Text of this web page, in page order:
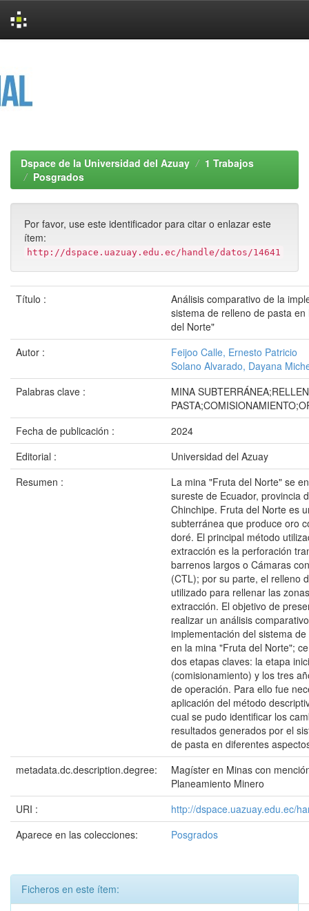
Dspace de la Universidad del Azuay
1 Trabajos
Posgrados
Por favor, use este identificador para citar o enlazar este
ítem:
http://dspace.uazuay.edu.ec/handle/datos/14641
Título :
Análisis comparativo de la
sistema de relleno de pasta
del Norte"
Autor :
Feijoo Calle, Ernesto Patricio
Solano Alvarado, Dayana
Palabras clave :
MINA
Fecha de publicación :
2024
Editorial :
Universidad del Azuay
Resumen :
La mina "Fruta del Norte" se
sureste de Ecuador, provincia
Chinchipe. Fruta del Norte es
subterránea que produce oro
doré. El principal método
extracción es la perforación
barrenos largos o Cámaras
(CTL); por su parte, el relleno
utilizado para rellenar las
extracción. El objetivo de
realizar un análisis
implementación del sistema
en la mina "Fruta del Norte";
dos etapas claves: la etapa
(comisionamiento) y los tres
de operación. Para ello fue
aplicación del método
cual se pudo identificar los
resultados generados por el
de pasta en diferentes
metadata.dc.description.degree:
Magíster en Minas con
Planeamiento Minero
URI :
http://dspace.uazuay.edu.ec/
Aparece en las colecciones:
Posgrados
Ficheros en este ítem: